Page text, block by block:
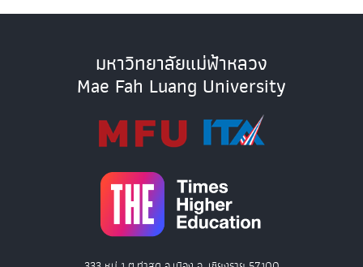
มหาวิทยาลัยแม่ฟ้าหลวง
Mae Fah Luang University